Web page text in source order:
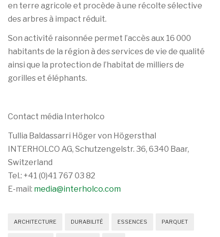
en terre agricole et procède à une récolte sélective
des arbres à impact réduit.
Son activité raisonnée permet l’accès aux 16 000
habitants de la région à des services de vie de qualité
ainsi que la protection de l’habitat de milliers de
gorilles et éléphants.
Contact média Interholco
Tullia Baldassarri Höger von Högersthal
INTERHOLCO AG, Schutzengelstr. 36, 6340 Baar,
Switzerland
Tel.: +41 (0)41 767 03 82
E-mail: media@interholco.com
ARCHITECTURE DURABILITÉ ESSENCES PARQUET